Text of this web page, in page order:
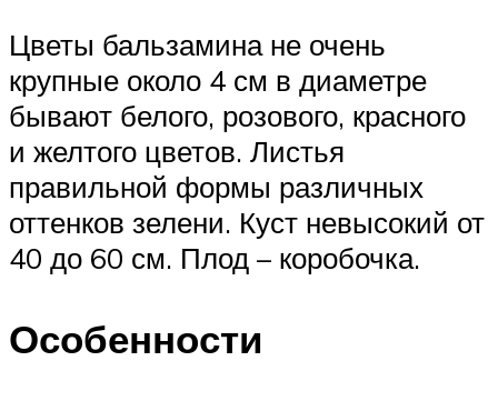
Цветы бальзамина не очень
крупные около 4 см в диаметре
бывают белого, розового, красного
и желтого цветов. Листья
правильной формы различных
оттенков зелени. Куст невысокий от
40 до 60 см. Плод – коробочка.
Особенности